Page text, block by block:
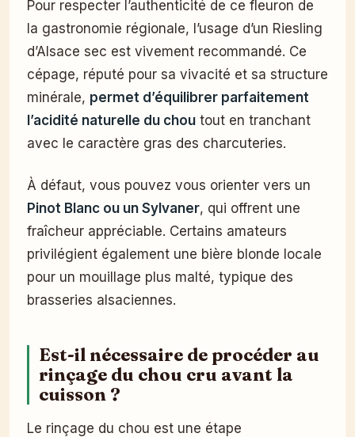
Pour respecter l’authenticité de ce fleuron de
la gastronomie régionale, l’usage d’un Riesling
d’Alsace sec est vivement recommandé. Ce
cépage, réputé pour sa vivacité et sa structure
minérale, permet d’équilibrer parfaitement
l’acidité naturelle du chou tout en tranchant
avec le caractère gras des charcuteries.
À défaut, vous pouvez vous orienter vers un
Pinot Blanc ou un Sylvaner, qui offrent une
fraîcheur appréciable. Certains amateurs
privilégient également une bière blonde locale
pour un mouillage plus malté, typique des
brasseries alsaciennes.
Est-il nécessaire de procéder au
rinçage du chou cru avant la
cuisson ?
Le rinçage du chou est une étape